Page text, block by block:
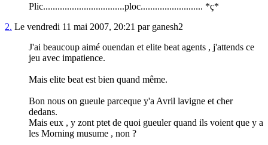
Plic..................................ploc.......................... *ç*
2. Le vendredi 11 mai 2007, 20:21 par ganesh2
J'ai beaucoup aimé ouendan et elite beat agents , j'attends ce
jeu avec impatience.
Mais elite beat est bien quand même.
Bon nous on gueule parceque y'a Avril lavigne et cher
dedans.
Mais eux , y zont ptet de quoi gueuler quand ils voient que y a
les Morning musume , non ?